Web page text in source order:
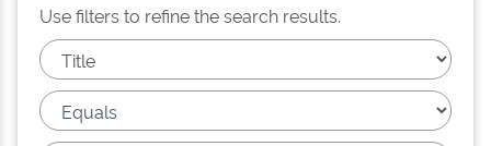
Use filters to refine the search results.